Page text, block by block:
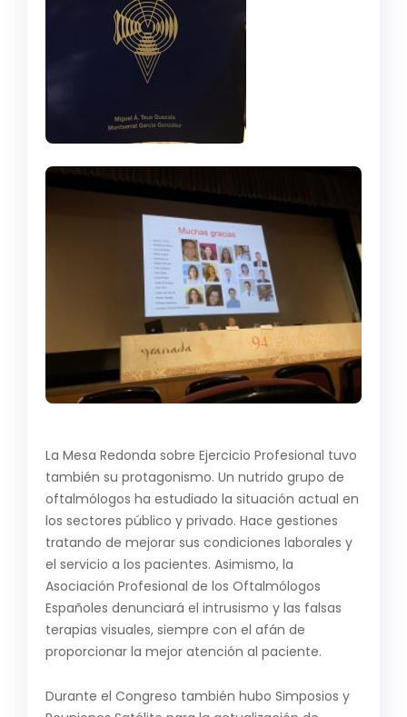
La Mesa Redonda sobre Ejercicio Profesional tuvo
también su protagonismo. Un nutrido grupo de
oftalmólogos ha estudiado la situación actual en
los sectores público y privado. Hace gestiones
tratando de mejorar sus condiciones laborales y
el servicio a los pacientes. Asimismo, la
Asociación Profesional de los Oftalmólogos
Españoles denunciará el intrusismo y las falsas
terapias visuales, siempre con el afán de
proporcionar la mejor atención al paciente.
Durante el Congreso también hubo Simposios y